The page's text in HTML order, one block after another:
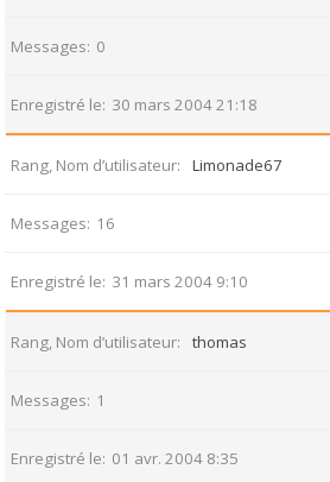
Messages 0
Enregistré le 30 mars 2004 21:18
Rang, Nom d’utilisateur Limonade67
Messages 16
Enregistré le 31 mars 2004 9:10
Rang, Nom d’utilisateur thomas
Messages 1
Enregistré le 01 avr. 2004 8:35